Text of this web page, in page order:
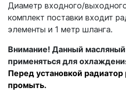
Диаметр входного/
комплект поставки входит
элементы и 1 метр шланга.
Внимание! Данный
применяться для
Перед установкой
промыть.